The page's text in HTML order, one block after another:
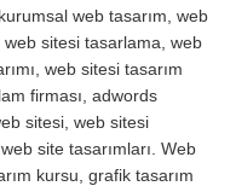
web tasarım, web
web sitesi tasarlama, web
web sitesi tasarım
firması, adwords
sitesi, web sitesi
site tasarımları. Web
kursu, grafik tasarım